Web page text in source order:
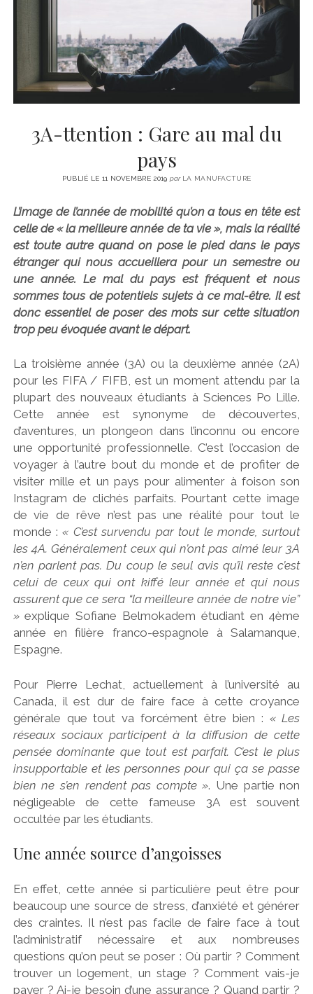
LITTÉRATURE
SPORT
MÉDIAS
form
3A-ttention : Gare au mal du
pays
PUBLIÉ LE 11 NOVEMBRE 2019 parLA MANUFACTURE
L’image de l’année de mobilité qu’on a tous en tête est
celle de « la meilleure année de ta vie », mais la réalité
est toute autre quand on pose le pied dans le pays
étranger qui nous accueillera pour un semestre ou
une année. Le mal du pays est fréquent et nous
sommes tous de potentiels sujets à ce mal-être. Il est
donc essentiel de poser des mots sur cette situation
trop peu évoquée avant le départ.
La troisième année (3A) ou la deuxième année (2A)
pour les FIFA / FIFB, est un moment attendu par la
plupart des nouveaux étudiants à Sciences Po Lille.
Cette année est synonyme de découvertes,
d’aventures, un plongeon dans l’inconnu ou encore
une opportunité professionnelle. C’est l’occasion de
voyager à l’autre bout du monde et de profiter de
visiter mille et un pays pour alimenter à foison son
Instagram de clichés parfaits. Pourtant cette image
de vie de rêve n’est pas une réalité pour tout le
monde :« C’est survendu par tout le monde, surtout
les 4A. Généralement ceux qui n’ont pas aimé leur 3A
n’en parlent pas. Du coup le seul avis qu’il reste c’est
celui de ceux qui ont kiffé leur année et qui nous
assurent que ce sera “la meilleure année de notre vie”
»explique Sofiane Belmokadem étudiant en 4ème
année en filière franco-espagnole à Salamanque,
Espagne.
Pour Pierre Lechat, actuellement à l’université au
Canada, il est dur de faire face à cette croyance
générale que tout va forcément être bien : « Les
réseaux sociaux participent à la diffusion de cette
pensée dominante que tout est parfait. C’est le plus
insupportable et les personnes pour qui ça se passe
bien ne s’en rendent pas compte ». Une partie non
négligeable de cette fameuse 3A est souvent
occultée par les étudiants.
Une année source d’angoisses
En effet, cette année si particulière peut être pour
beaucoup une source de stress, d’anxiété et générer
des craintes. Il n’est pas facile de faire face à tout
l’administratif nécessaire et aux nombreuses
questions qu’on peut se poser : Où partir ? Comment
trouver un logement, un stage ? Comment vais-je
payer ? Ai-je besoin d’une assurance ? Quand partir ?